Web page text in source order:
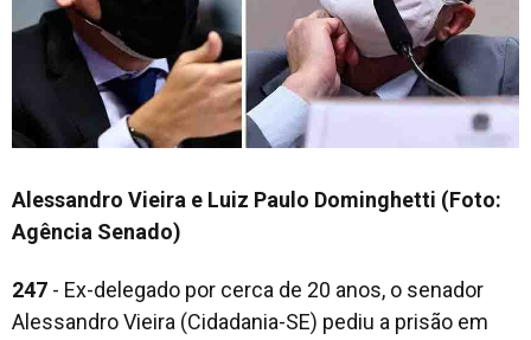
Alessandro Vieira e Luiz Paulo Dominghetti (Foto:
Agência Senado)
247 - Ex-delegado por cerca de 20 anos, o senador
Alessandro Vieira (Cidadania-SE) pediu a prisão em